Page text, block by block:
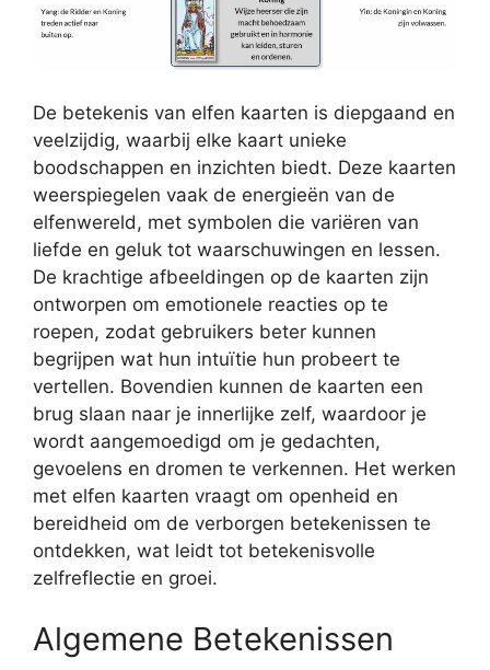
De betekenis van elfen kaarten is diepgaand en
veelzijdig, waarbij elke kaart unieke
boodschappen en inzichten biedt. Deze kaarten
weerspiegelen vaak de energieën van de
elfenwereld, met symbolen die variëren van
liefde en geluk tot waarschuwingen en lessen.
De krachtige afbeeldingen op de kaarten zijn
ontworpen om emotionele reacties op te
roepen, zodat gebruikers beter kunnen
begrijpen wat hun intuïtie hun probeert te
vertellen. Bovendien kunnen de kaarten een
brug slaan naar je innerlijke zelf, waardoor je
wordt aangemoedigd om je gedachten,
gevoelens en dromen te verkennen. Het werken
met elfen kaarten vraagt om openheid en
bereidheid om de verborgen betekenissen te
ontdekken, wat leidt tot betekenisvolle
zelfreflectie en groei.
Algemene Betekenissen